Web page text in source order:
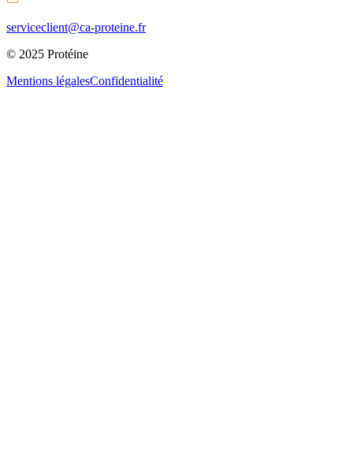
serviceclient@ca-proteine.fr
© 2025 Protéine
Mentions légalesConfidentialité